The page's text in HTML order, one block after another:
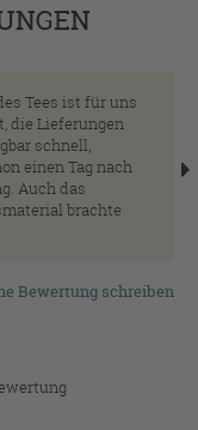
Tees ist für uns
die Lieferungen
schnell,
einen Tag nach
Auch das
brachte
Bewertung schreiben